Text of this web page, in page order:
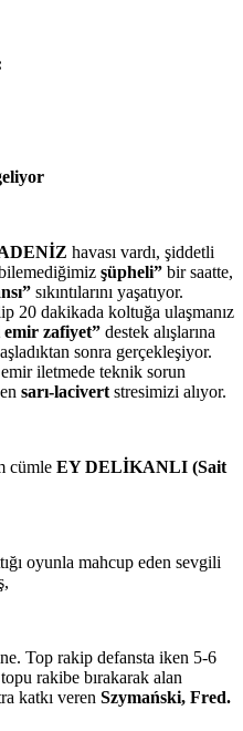
havası vardı, şiddetli
şüpheli” bir saatte,
sıkıntılarını yaşatıyor.
20 dakikada koltuğa ulaşmanız
emir zafiyet” destek alışlarına
sonra gerçekleşiyor.
iletmede teknik sorun
sarı-lacivert stresimizi alıyor.
cümle EY DELİKANLI (Sait
oyunla mahcup eden sevgili
Top rakip defansta iken 5-6
rakibe bırakarak alan
katkı veren Szymański, Fred.